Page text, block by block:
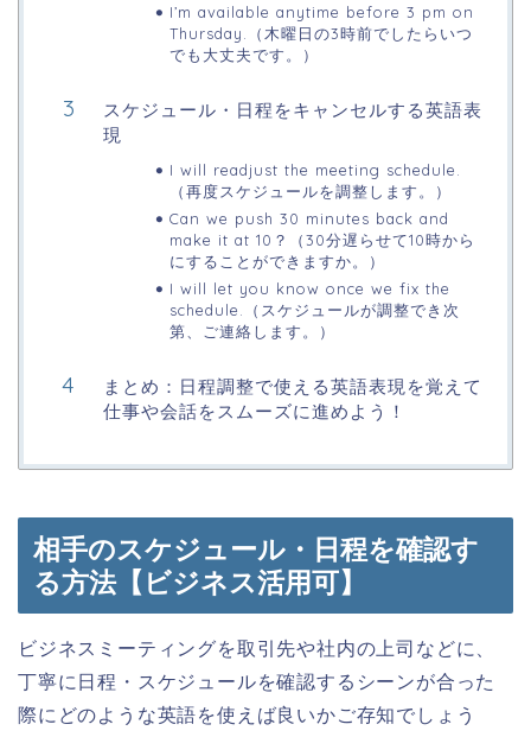
I’m available anytime before 3 pm on
Thursday.（木曜日の3時前でしたらいつ
でも大丈夫です。）
スケジュール・日程をキャンセルする英語表
現
I will readjust the meeting schedule.
（再度スケジュールを調整します。）
Can we push 30 minutes back and
make it at 10？（30分遅らせて10時から
にすることができますか。）
I will let you know once we fix the
schedule.（スケジュールが調整でき次
第、ご連絡します。）
まとめ：日程調整で使える英語表現を覚えて
仕事や会話をスムーズに進めよう！
相手のスケジュール・日程を確認す
る方法【ビジネス活用可】
ビジネスミーティングを取引先や社内の上司などに、
丁寧に日程・スケジュールを確認するシーンが合った
際にどのような英語を使えば良いかご存知でしょう